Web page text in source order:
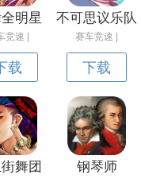
明星
竞速 |
载
不可思议乐队
赛车竞速 |
下载
舞团 钢琴师